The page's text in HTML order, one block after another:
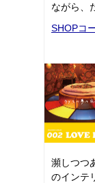
ながら、
SHOPコ
瀕しつつ
のインテ